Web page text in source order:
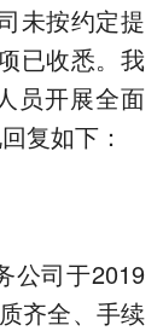
未按约定提
已收悉。我
员开展全面
复如下：
公司于2019
齐全、手续